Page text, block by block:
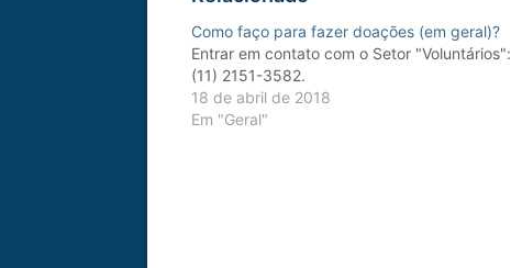
Como faço para fazer doações (em geral)?
Entrar em contato com o Setor "Voluntários":
(11) 2151-3582.
18 de abril de 2018
Em "Geral"